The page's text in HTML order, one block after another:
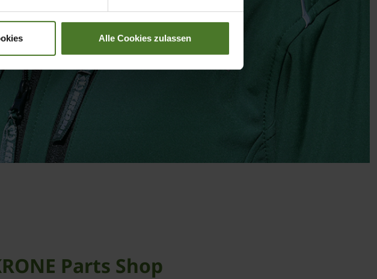
Alle Cookies zulassen
Parts Shop